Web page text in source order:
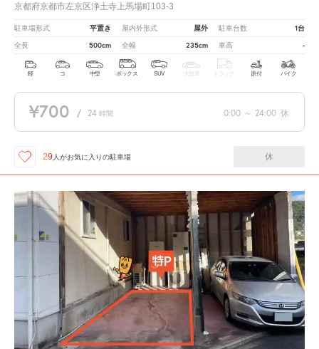
京都府京都市左京区浄土寺上馬場町103-3
駐車場形式 平置き 屋内外形式 屋外 駐車台数 1台
全長 500cm 全幅 235cm 車高 -
軽 コ 中型 ボックス SUV 大型車 トラック 原付 バイク
¥700 / 24 時間 0:00 ～ 24:00 休
29人がお気に入りの駐車場 休